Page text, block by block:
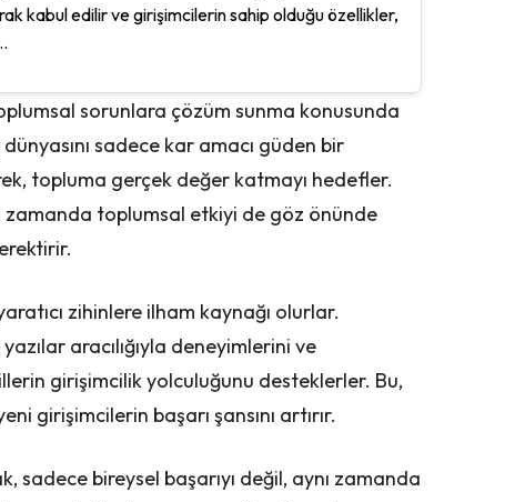
kabul edilir ve girişimcilerin sahip olduğu özellikler,
sorunlara çözüm sunma konusunda
sadece kar amacı güden bir
topluma gerçek değer katmayı hedefler.
zamanda toplumsal etkiyi de göz önünde
zihinlere ilham kaynağı olurlar.
aracılığıyla deneyimlerini ve
girişimcilik yolculuğunu desteklerler. Bu,
girişimcilerin başarı şansını artırır.
sadece bireysel başarıyı değil, aynı zamanda